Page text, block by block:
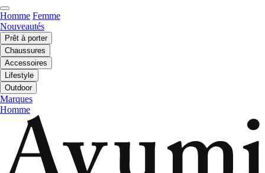
Homme Femme
Nouveautés
Prêt à porter
Chaussures
Accessoires
Lifestyle
Outdoor
Marques
Homme